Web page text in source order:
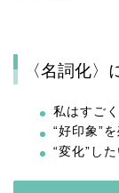
〈名詞化〉
私はすごく
“好印象”
“変化”した